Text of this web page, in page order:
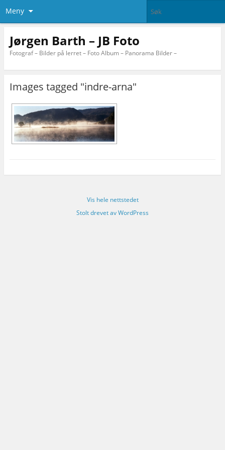
Meny
Jørgen Barth – JB Foto
Fotograf – Bilder på lerret – Foto Album – Panorama Bilder –
Images tagged "indre-arna"
Vis hele nettstedet
Stolt drevet av WordPress